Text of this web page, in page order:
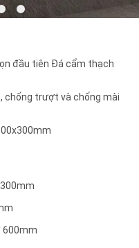
đầu tiên Đá cẩm thạch
chống trượt và chống mài
600mm